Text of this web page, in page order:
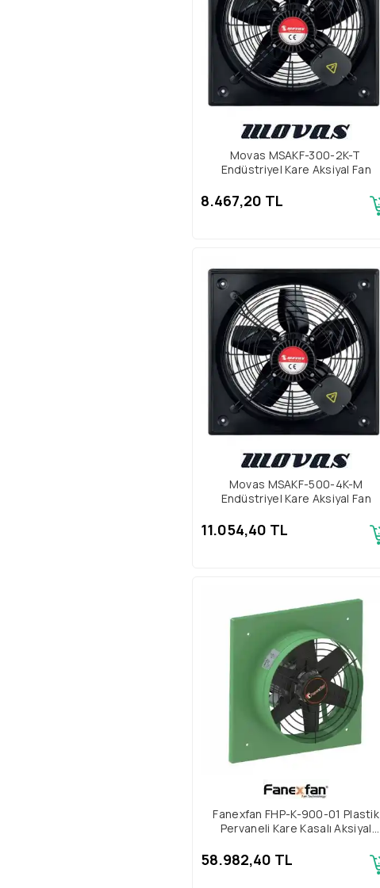
Movas MSAKF-300-2K-T
Endüstriyel Kare Aksiyal Fan
8.467,20 TL
Movas MSAKF-500-4K-M
Endüstriyel Kare Aksiyal Fan
11.054,40 TL
Fanexfan FHP-K-900-01 Plastik
Pervaneli Kare Kasalı Aksiyal
58.982,40 TL